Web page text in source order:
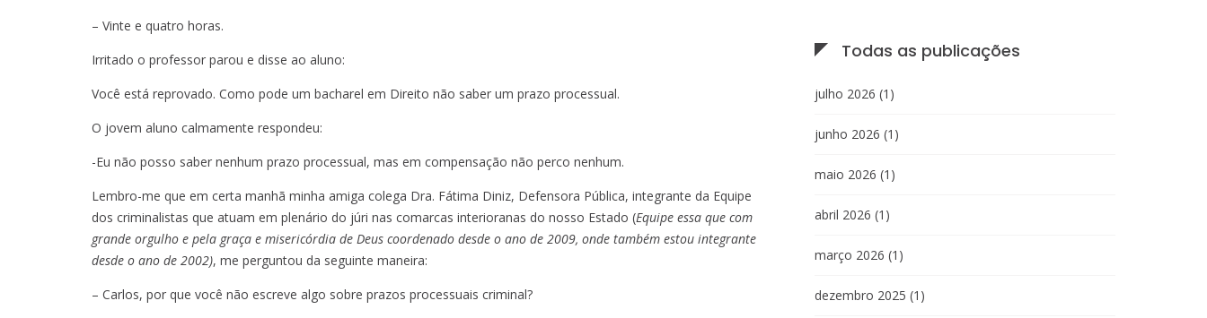
– Vinte e quatro horas.
Irritado o professor parou e disse ao aluno:
Você está reprovado. Como pode um bacharel em Direito não saber um prazo processual.
O jovem aluno calmamente respondeu:
-Eu não posso saber nenhum prazo processual, mas em compensação não perco nenhum.
Lembro-me que em certa manhã minha amiga colega Dra. Fátima Diniz, Defensora Pública, integrante da Equipe
dos criminalistas que atuam em plenário do júri nas comarcas interioranas do nosso Estado (Equipe essa que com
grande orgulho e pela graça e misericórdia de Deus coordenado desde o ano de 2009, onde também estou integrante
desde o ano de 2002), me perguntou da seguinte maneira:
– Carlos, por que você não escreve algo sobre prazos processuais criminal?
Todas as publicações
julho 2026 (1)
junho 2026 (1)
maio 2026 (1)
abril 2026 (1)
março 2026 (1)
dezembro 2025 (1)